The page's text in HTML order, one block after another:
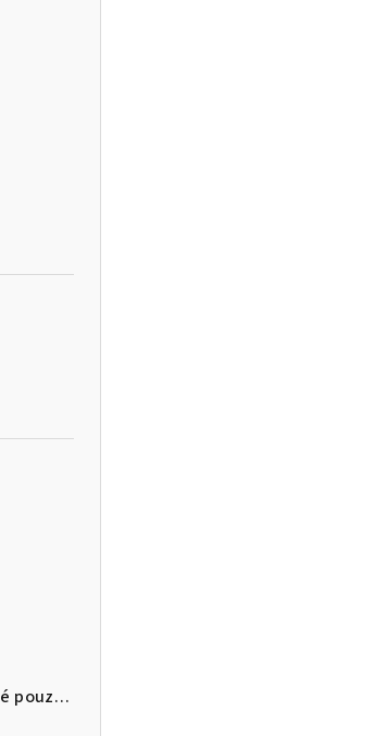
BatteryBox 18650 – ochranné pouzdro na baterie